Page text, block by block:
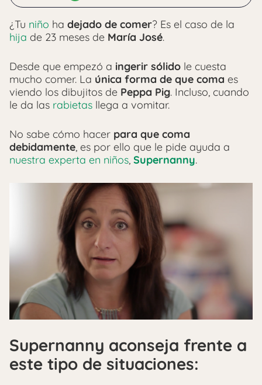
¿Tu niño ha dejado de comer? Es el caso de la
hija de 23 meses de María José.
Desde que empezó a ingerir sólido le cuesta
mucho comer. La única forma de que coma es
viendo los dibujitos de Peppa Pig. Incluso, cuando
le da las rabietas llega a vomitar.
No sabe cómo hacer para que coma
debidamente, es por ello que le pide ayuda a
nuestra experta en niños, Supernanny.
Supernanny aconseja frente a
este tipo de situaciones: